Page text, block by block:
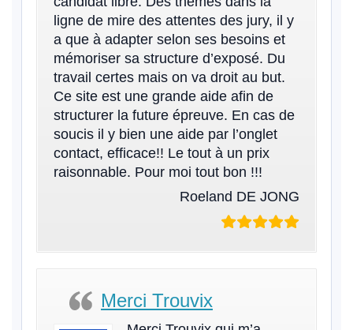
ligne de mire des attentes des jury, il y
a que à adapter selon ses besoins et
mémoriser sa structure d’exposé. Du
travail certes mais on va droit au but.
Ce site est une grande aide afin de
structurer la future épreuve. En cas de
soucis il y bien une aide par l’onglet
contact, efficace!! Le tout à un prix
raisonnable. Pour moi tout bon !!!
Roeland DE JONG
Merci Trouvix